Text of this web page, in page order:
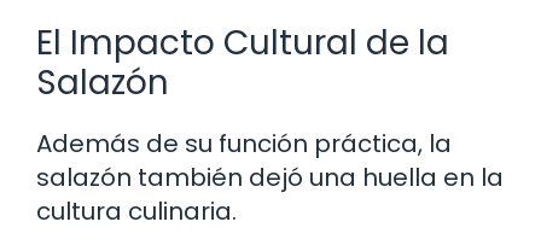
El Impacto Cultural de la
Salazón
Además de su función práctica, la
salazón también dejó una huella en la
cultura culinaria.